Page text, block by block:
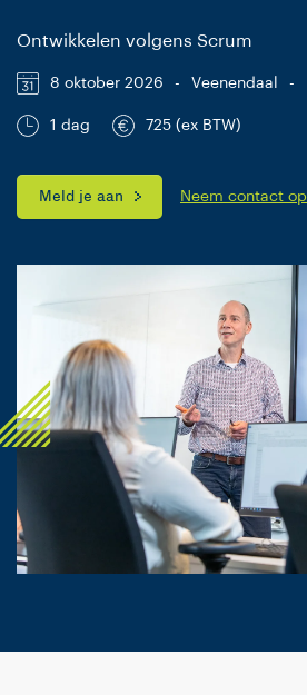
Ontwikkelen volgens Scrum
8 oktober 2026 - Veenendaal -
1 dag 725 (ex BTW)
Meld je aan Neem contact op